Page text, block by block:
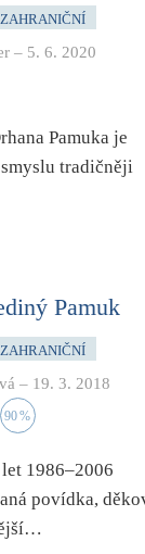
– 5. 6. 2020
Pamuka je
tradičněji
Pamuk
– 19. 3. 2018
90%
1986–2006
povídka,